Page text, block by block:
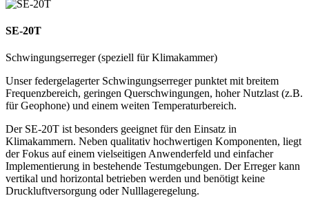
SE-20T
Schwingungserreger (speziell für Klimakammer)
Unser federgelagerter Schwingungserreger punktet mit breitem
Frequenzbereich, geringen Querschwingungen, hoher Nutzlast (z.B.
für Geophone) und einem weiten Temperaturbereich.
Der SE-20T ist besonders geeignet für den Einsatz in
Klimakammern. Neben qualitativ hochwertigen Komponenten, liegt
der Fokus auf einem vielseitigen Anwenderfeld und einfacher
Implementierung in bestehende Testumgebungen. Der Erreger kann
vertikal und horizontal betrieben werden und benötigt keine
Druckluftversorgung oder Nulllageregelung.